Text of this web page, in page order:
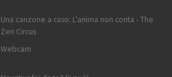
Una canzone a caso: L'anima non conta - The
Zen Circus
Webcam